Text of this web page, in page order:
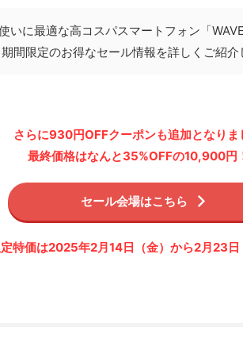
いに最適な高コスパスマートフォン「
間限定のお得なセール情報を詳しくご紹介
さらに930円OFFクーポンも追加となりま
最終価格はなんと35%OFFの10,900円
セール会場はこちら
特価は2025年2月14日（金）から2月23日